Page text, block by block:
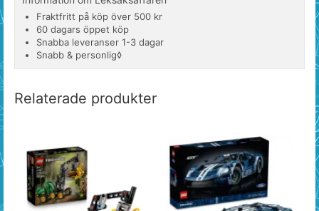
Fraktfritt på köp över 500 kr
60 dagars öppet köp
Snabba leveranser 1-3 dagar
Snabb & personlig◊
Relaterade produkter